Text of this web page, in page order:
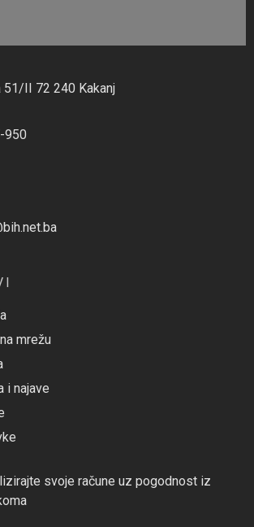
II 72 240 Kakanj
950
mrežu
i najave
svoje račune uz pogodnost iz